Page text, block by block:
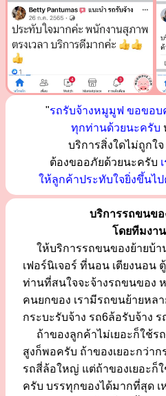
"รถรับจ้างหมูมูฟ ขอขอ
ทุกท่านด้วยนะครับ
บริการสิ่งใดไม่ถูกใ
ต้องขออภัยด้วยนะครับ
ให้ลูกค้าประทับใจยิ่งขึ้นไ
บริการรถขนข
โดยทีมงา
ให้บริการรถขนของย้ายบ้า
เฟอร์นิเจอร์ ที่นอน เตียงนอน
ท่านที่สนใจจะจ้างรถขนของ
คนยกของ เรามีรถขนย้ายหล
กระบะรับจ้าง รถ6ล้อรับจ้าง
ถ้าของลูกค้าไม่เยอะก็ใช้ร
สูงก็พอครับ ถ้าของเยอะกว่า
รถสี่ล้อใหญ่ แต่ถ้าของเยอะก็
ครับ บรรทุกของได้มากที่สุด เ